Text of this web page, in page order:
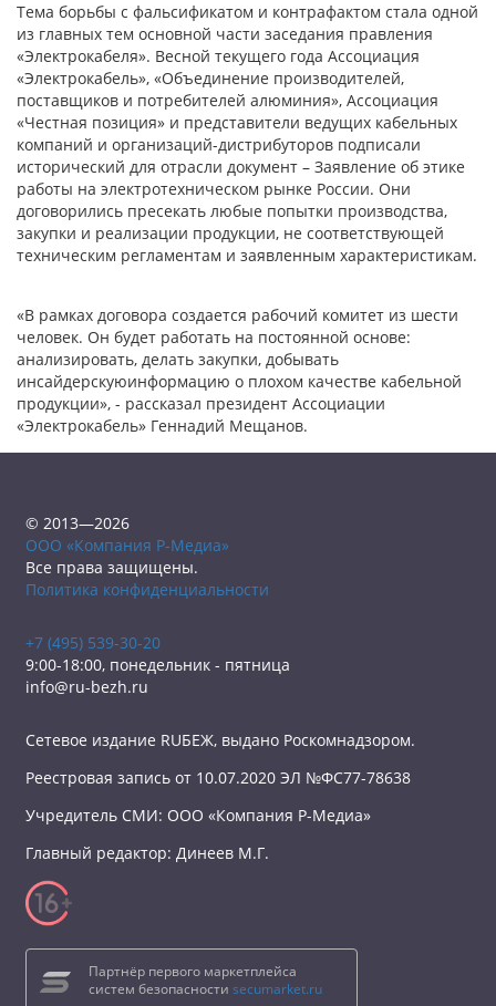
Тема борьбы с фальсификатом и контрафактом стала одной
из главных тем основной части заседания правления
«Электрокабеля». Весной текущего года Ассоциация
«Электрокабель», «Объединение производителей,
поставщиков и потребителей алюминия», Ассоциация
«Честная позиция» и представители ведущих кабельных
компаний и организаций-дистрибуторов подписали
исторический для отрасли документ – Заявление об этике
работы на электротехническом рынке России. Они
договорились пресекать любые попытки производства,
закупки и реализации продукции, не соответствующей
техническим регламентам и заявленным характеристикам.
«В рамках договора создается рабочий комитет из шести
человек. Он будет работать на постоянной основе:
анализировать, делать закупки, добывать
инсайдерскуюинформацию о плохом качестве кабельной
продукции», - рассказал президент Ассоциации
«Электрокабель» Геннадий Мещанов.
© 2013—2026
ООО «Компания Р-Медиа»
Все права защищены.
Политика конфиденциальности
+7 (495) 539-30-20
9:00-18:00, понедельник - пятница
info@ru-bezh.ru
Сетевое издание RUБЕЖ, выдано Роскомнадзором.
Реестровая запись от 10.07.2020 ЭЛ №ФС77-78638
Учредитель СМИ: ООО «Компания Р-Медиа»
Главный редактор: Динеев М.Г.
Партнёр первого маркетплейса
систем безопасности secumarket.ru